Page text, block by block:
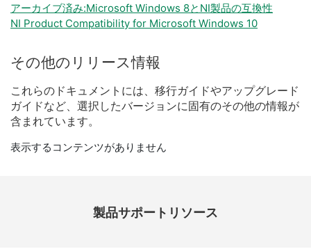
アーカイブ済み:Microsoft Windows 8とNI製品の互換性
NI Product Compatibility for Microsoft Windows 10
その他の リリース情報
これらの ドキュメント には、 移行ガイドやアップグレード
ガイドなど、 選択 したバージョンに固有のその他の情報が
含 まれてい ます。
表示するコンテンツがありません
製品​サポート​リソース